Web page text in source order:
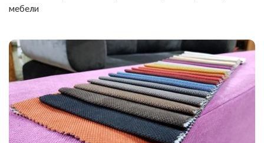
мебели